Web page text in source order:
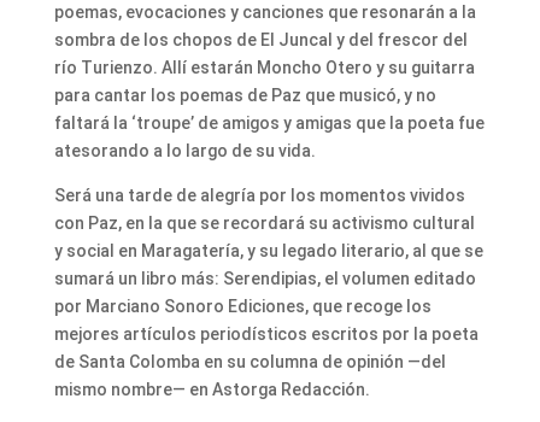
poemas, evocaciones y canciones que resonarán a la
sombra de los chopos de El Juncal y del frescor del
río Turienzo. Allí estarán Moncho Otero y su guitarra
para cantar los poemas de Paz que musicó, y no
faltará la ‘troupe’ de amigos y amigas que la poeta fue
atesorando a lo largo de su vida.
Será una tarde de alegría por los momentos vividos
con Paz, en la que se recordará su activismo cultural
y social en Maragatería, y su legado literario, al que se
sumará un libro más: Serendipias, el volumen editado
por Marciano Sonoro Ediciones, que recoge los
mejores artículos periodísticos escritos por la poeta
de Santa Colomba en su columna de opinión —del
mismo nombre— en Astorga Redacción.